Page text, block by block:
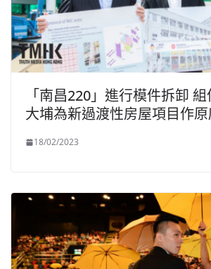
「南昌220」進行模件拆卸
大埔為新過渡性房屋項目作
18/02/2023